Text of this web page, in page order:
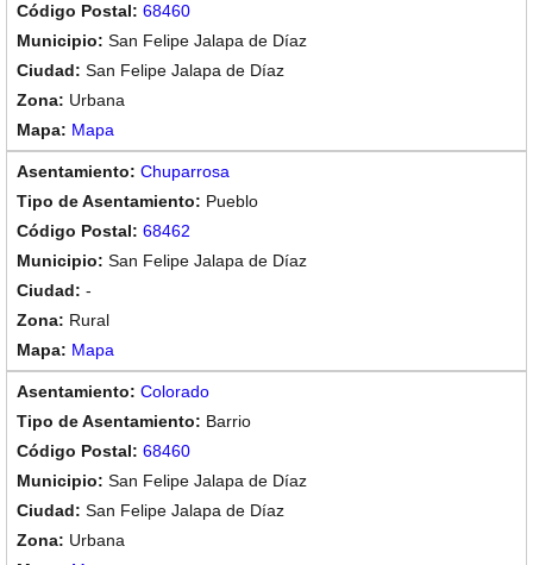
68460
San Felipe Jalapa de Díaz
San Felipe Jalapa de Díaz
Urbana
Mapa
Chuparrosa
Pueblo
68462
San Felipe Jalapa de Díaz
-
Rural
Mapa
Colorado
Barrio
68460
San Felipe Jalapa de Díaz
San Felipe Jalapa de Díaz
Urbana